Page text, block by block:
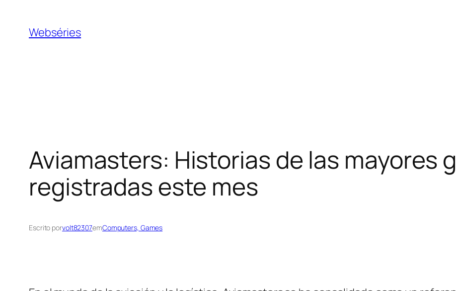
Webséries
Aviamasters: Historias de las mayores
registradas este mes
Escrito porvolt82307emComputers, Games